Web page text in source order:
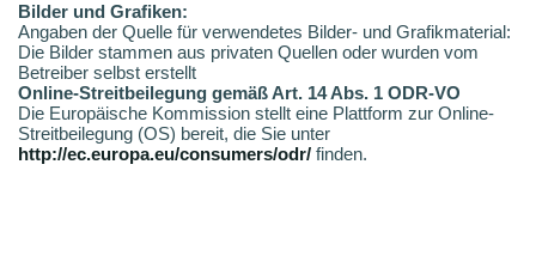
Bilder und Grafiken:
Angaben der Quelle für verwendetes Bilder- und Grafikmaterial:
Die Bilder stammen aus privaten Quellen oder wurden vom
Betreiber selbst erstellt
Online-Streitbeilegung gemäß Art. 14 Abs. 1 ODR-VO
Die Europäische Kommission stellt eine Plattform zur Online-
Streitbeilegung (OS) bereit, die Sie unter
http://ec.europa.eu/consumers/odr/ finden.